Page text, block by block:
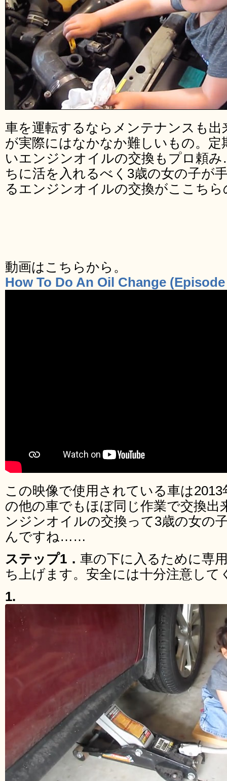
車を運転するならメンテナンスも
が実際にはなかなか難しいもの。
いエンジンオイルの交換もプロ頼
ちに活を入れるべく3歳の女の子が
るエンジンオイルの交換がここちら
動画はこちらから。
How To Do An Oil Change
この映像で使用されている車は
の他の車でもほぼ同じ作業で交換
ンジンオイルの交換って3歳の女の
んですね……
ステップ1． 車の下に入るために専
ち上げます。安全には十分注意して
1.